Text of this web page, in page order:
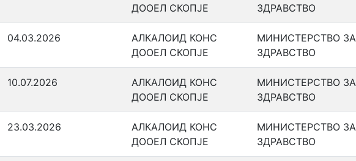
ДООЕЛ СКОПЈЕ
ЗДРАВСТВО
04.03.2026
АЛКАЛОИД КОНС
ДООЕЛ СКОПЈЕ
МИНИСТЕРСТВО ЗА
ЗДРАВСТВО
10.07.2026
АЛКАЛОИД КОНС
ДООЕЛ СКОПЈЕ
МИНИСТЕРСТВО ЗА
ЗДРАВСТВО
23.03.2026
АЛКАЛОИД КОНС
ДООЕЛ СКОПЈЕ
МИНИСТЕРСТВО ЗА
ЗДРАВСТВО